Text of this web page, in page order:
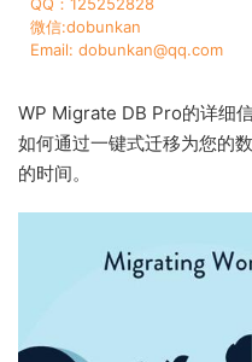
QQ：125252828
微信:dobunkan
Email: dobunkan@qq.com
WP Migrate DB Pro的详细
如何通过一键式迁移为您的
的时间。